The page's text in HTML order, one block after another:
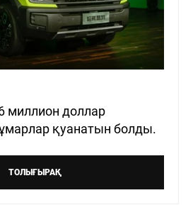
миллион доллар
қуанатын болды.
ТОЛЫҒЫРАҚ